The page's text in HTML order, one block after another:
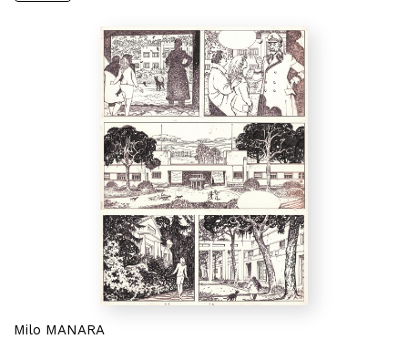
Milo MANARA